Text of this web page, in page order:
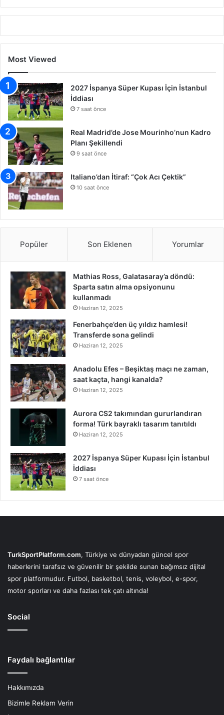
Most Viewed
2027 İspanya Süper Kupası İçin İstanbul
İddiası
7 saat önce
Real Madrid’de Jose Mourinho’nun Kadro
Planı Şekillendi
9 saat önce
Italiano’dan İtiraf: “Çok Acı Çektik”
10 saat önce
Popüler Son Eklenen Yorumlar
Mathias Ross, Galatasaray’a döndü:
Sparta satın alma opsiyonunu
kullanmadı
Haziran 12, 2025
Fenerbahçe’den üç yıldız hamlesi!
Transferde sona gelindi
Haziran 12, 2025
Anadolu Efes – Beşiktaş maçı ne zaman,
saat kaçta, hangi kanalda?
Haziran 12, 2025
Aurora CS2 takımından gururlandıran
forma! Türk bayraklı tasarım tanıtıldı
Haziran 12, 2025
2027 İspanya Süper Kupası İçin İstanbul
İddiası
7 saat önce
TurkSportPlatform.com, Türkiye ve dünyadan güncel spor
haberlerini tarafsız ve güvenilir bir şekilde sunan bağımsız dijital
spor platformudur. Futbol, basketbol, tenis, voleybol, e-spor,
motor sporları ve daha fazlası tek çatı altında!
Social
Faydalı bağlantılar
Hakkımızda
Bizimle Reklam Verin